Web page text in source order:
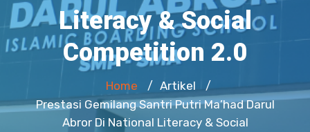
Literacy & Social
Competition 2.0
Home / Artikel /
Prestasi Gemilang Santri Putri Ma’had Darul
Abror Di National Literacy & Social